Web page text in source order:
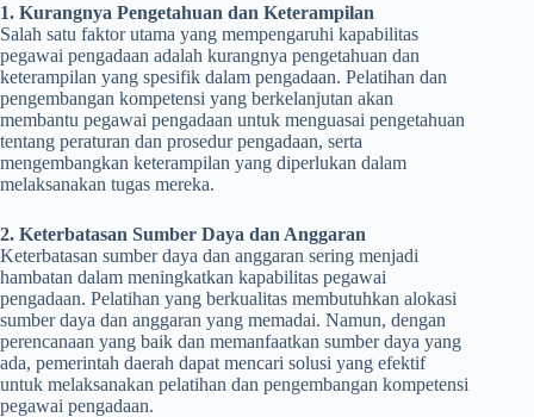
1. Kurangnya Pengetahuan dan Keterampilan
Salah satu faktor utama yang mempengaruhi kapabilitas
pegawai pengadaan adalah kurangnya pengetahuan dan
keterampilan yang spesifik dalam pengadaan. Pelatihan dan
pengembangan kompetensi yang berkelanjutan akan
membantu pegawai pengadaan untuk menguasai pengetahuan
tentang peraturan dan prosedur pengadaan, serta
mengembangkan keterampilan yang diperlukan dalam
melaksanakan tugas mereka.
2. Keterbatasan Sumber Daya dan Anggaran
Keterbatasan sumber daya dan anggaran sering menjadi
hambatan dalam meningkatkan kapabilitas pegawai
pengadaan. Pelatihan yang berkualitas membutuhkan alokasi
sumber daya dan anggaran yang memadai. Namun, dengan
perencanaan yang baik dan memanfaatkan sumber daya yang
ada, pemerintah daerah dapat mencari solusi yang efektif
untuk melaksanakan pelatihan dan pengembangan kompetensi
pegawai pengadaan.